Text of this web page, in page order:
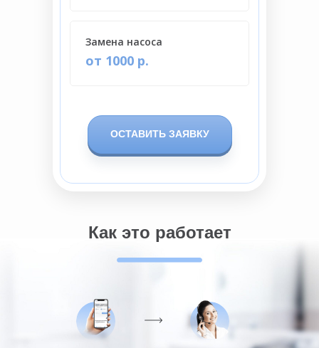
Как это работает
ОСТАВИТЬ ЗАЯВКУ
от 1000 р.
Замена насоса